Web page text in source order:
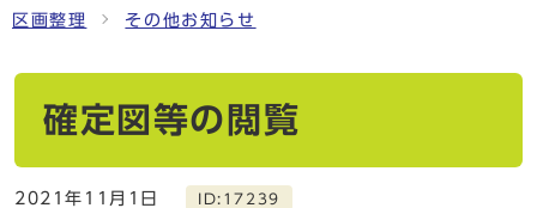
区画整理 その他お知らせ
確定図等の閲覧
2021年11月1日 ID:17239